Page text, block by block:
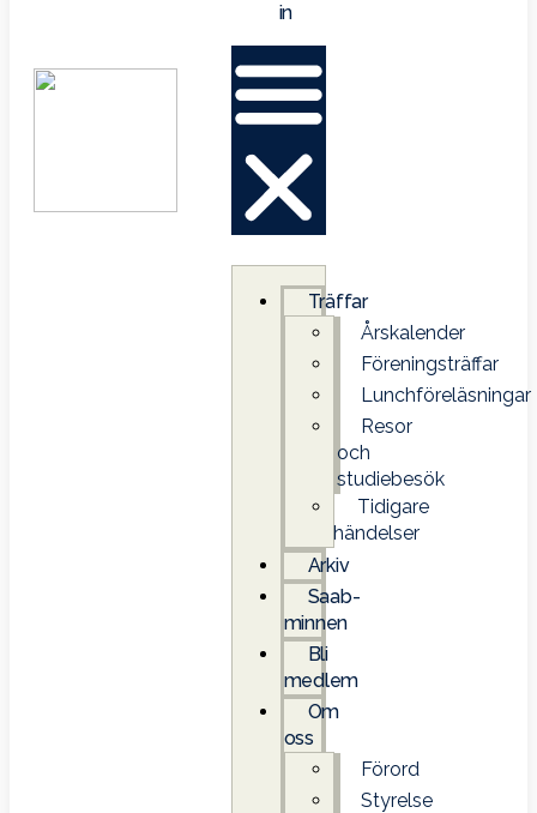
in
Träffar
Årskalender
Föreningsträffar
Lunchföreläsningar
Resor
och
studiebesök
Tidigare
händelser
Arkiv
Saab-
minnen
Bli
medlem
Om
oss
Förord
Styrelse